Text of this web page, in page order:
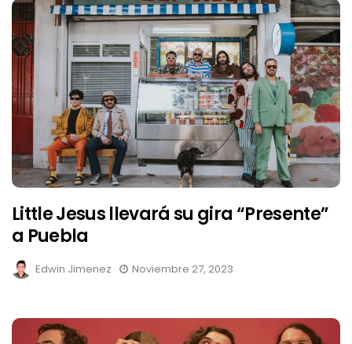
Little Jesus llevará su gira “Presente”
a Puebla
Edwin Jimenez Noviembre 27, 2023